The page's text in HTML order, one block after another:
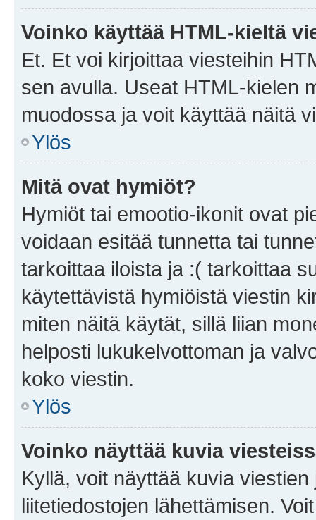
Voinko käyttää HTML-kieltä
Et. Et voi kirjoittaa viesteihin
sen avulla. Useat HTML-kielen
muodossa ja voit käyttää näitä
Ylös
Mitä ovat hymiöt?
Hymiöt tai emootio-ikonit ovat
voidaan esitää tunnetta tai
tarkoittaa iloista ja :( tarkoittaa
käytettävistä hymiöistä viestin
miten näitä käytät, sillä liian
helposti lukukelvottoman ja
koko viestin.
Ylös
Voinko näyttää kuvia
Kyllä, voit näyttää kuvia
liitetiedostojen lähettämisen.